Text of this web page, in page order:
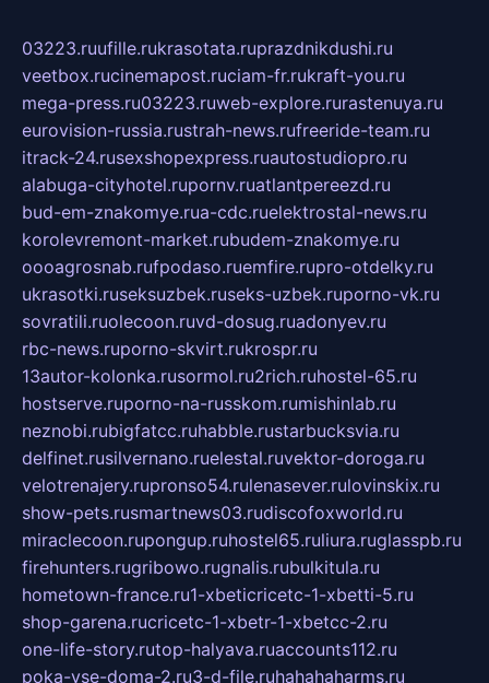
03223.ruufille.rukrasotata.ruprazdnikdushi.ru
veetbox.rucinemapost.ruciam-fr.rukraft-you.ru
mega-press.ru03223.ruweb-explore.rurastenuya.ru
eurovision-russia.rustrah-news.rufreeride-team.ru
itrack-24.rusexshopexpress.ruautostudiopro.ru
alabuga-cityhotel.rupornv.ruatlantpereezd.ru
bud-em-znakomye.rua-cdc.ruelektrostal-news.ru
korolevremont-market.rubudem-znakomye.ru
oooagrosnab.rufpodaso.ruemfire.rupro-otdelky.ru
ukrasotki.ruseksuzbek.ruseks-uzbek.ruporno-vk.ru
sovratili.ruolecoon.ruvd-dosug.ruadonyev.ru
rbc-news.ruporno-skvirt.rukrospr.ru
13autor-kolonka.rusormol.ru2rich.ruhostel-65.ru
hostserve.ruporno-na-russkom.rumishinlab.ru
neznobi.rubigfatcc.ruhabble.rustarbucksvia.ru
delfinet.rusilvernano.ruelestal.ruvektor-doroga.ru
velotrenajery.rupronso54.rulenasever.rulovinskix.ru
show-pets.rusmartnews03.rudiscofoxworld.ru
miraclecoon.rupongup.ruhostel65.ruliura.ruglasspb.ru
firehunters.rugribowo.rugnalis.rubulkitula.ru
hometown-france.ru1-xbeticricetc-1-xbetti-5.ru
shop-garena.rucricetc-1-xbetr-1-xbetcc-2.ru
one-life-story.rutop-halyava.ruaccounts112.ru
poka-vse-doma-2.ru3-d-file.ruhahahaharms.ru